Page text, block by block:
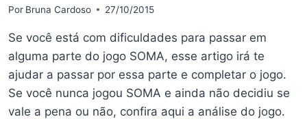
Por Bruna Cardoso 27/10/2015
Se você está com dificuldades para passar em
alguma parte do jogo SOMA, esse artigo irá te
ajudar a passar por essa parte e completar o jogo.
Se você nunca jogou SOMA e ainda não decidiu se
vale a pena ou não, confira aqui a análise do jogo.